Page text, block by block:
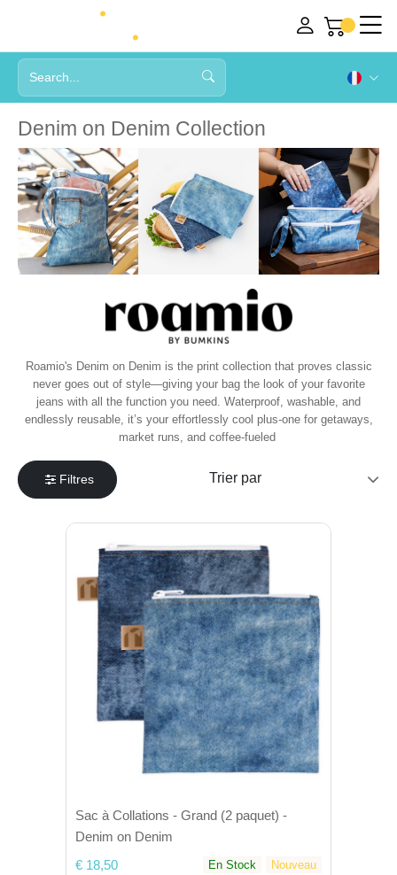
Denim on Denim Collection
Roamio's Denim on Denim is the print collection that proves classic
never goes out of style—giving your bag the look of your favorite
jeans with all the function you need. Waterproof, washable, and
endlessly reusable, it’s your effortlessly cool plus-one for getaways,
market runs, and coffee-fueled
Filtres
Sac à Collations - Grand (2 paquet) -
Denim on Denim
€ 18,50
En Stock Nouveau